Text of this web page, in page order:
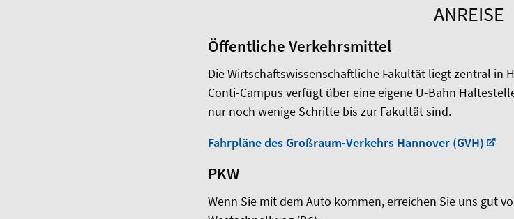
ANREISE
Öffentliche Verkehrsmittel
Die Wirtschaftswissenschaftliche Fakultät liegt zentral in
Conti-Campus verfügt über eine eigene U-Bahn
nur noch wenige Schritte bis zur Fakultät sind.
Fahrpläne des Großraum-Verkehrs Hannover (GVH)
PKW
Wenn Sie mit dem Auto kommen, erreichen Sie uns gut